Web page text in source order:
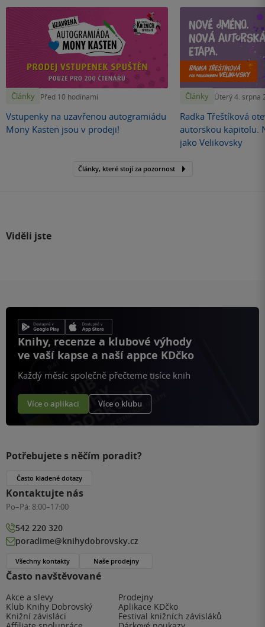
Články Před 10 hodinami
Vstupenky na uzavřenou autogramiádu
Mony Kasten jsou v prodeji!
Články Úterý 4. srpna
Radka Třeštíková
autorskou kapitolu.
jako Velikovsky
Články, které stojí za pozornost
Viděli jste
Knihy, recenze a klubové výhody
ve vaší kapse a naší appce KDčko
Každý měsíc společně přečteme tisíce knih
Více o aplikaci Více o klubu
Často navštěvované
Akce a slevy
Prodejny
Klub Knihy Dobrovský
Aplikace KDčko
Knižní závisláci
Festival knižních závisláků
Potřebujete s něčím poradit?
Často kladené dotazy
Kontaktujte nás
Po–Pá: 8:00–17:00
542 220 320
poradime@knihydobrovsky.cz
Všechny kontakty Naše prodejny